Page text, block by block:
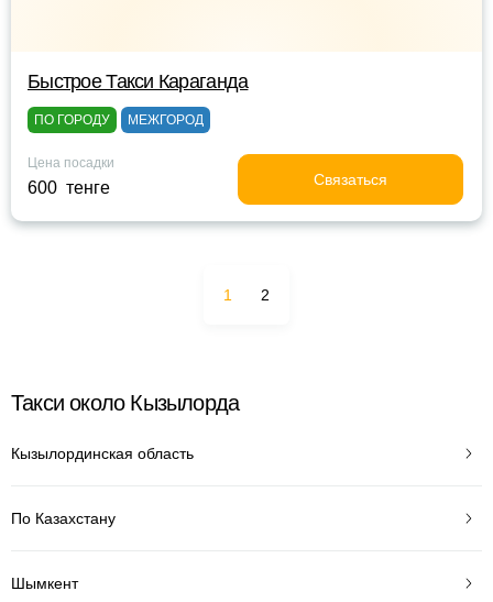
Быстрое Такси Караганда
ПО ГОРОДУ МЕЖГОРОД
Цена посадки
600 тенге Связаться
1 2
Такси около Кызылорда
Кызылординская область
По Казахстану
Шымкент